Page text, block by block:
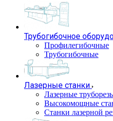
Трубогибочное
Профилегибочные
Трубогибочные
Лазерные станки
Лазерные
Высокомощные
Станки лазерной